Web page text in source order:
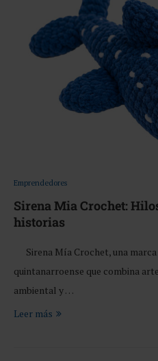
Emprendedores
Sirena Mia Crochet:
historias
Sirena Mía Crochet, una
quintanarroense que combina
ambiental y …
Leer más